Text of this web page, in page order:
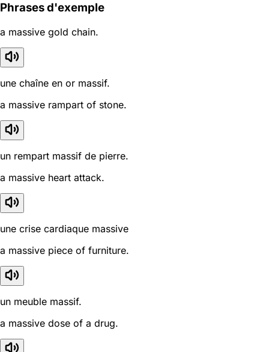
Phrases d'exemple
a massive gold chain.
une chaîne en or massif.
a massive rampart of stone.
un rempart massif de pierre.
a massive heart attack.
une crise cardiaque massive
a massive piece of furniture.
un meuble massif.
a massive dose of a drug.